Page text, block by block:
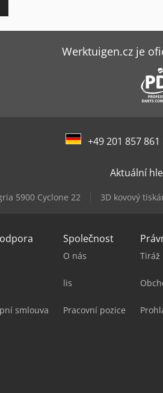
Werktuigen.cz je
+49 201 857 861
Aktuální
5900 Cyclone 22 3D kovový
smlouva
Společnost
O nás
lis
Pracovní pozice
Tiráž